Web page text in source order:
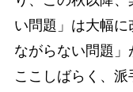
い問題」は大幅
ながらない問題
ここしばらく、